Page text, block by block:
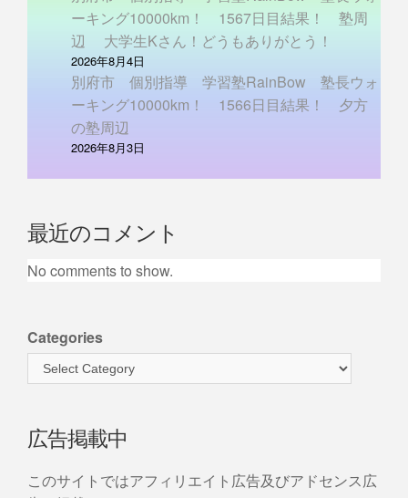
ーキング10000km！ 1567日目結果！ 塾周
辺 大学生Kさん！どうもありがとう！
2026年8月4日
別府市 個別指導 学習塾RainBow 塾長ウォ
ーキング10000km！ 1566日目結果！ 夕方
の塾周辺
2026年8月3日
最近のコメント
No comments to show.
Categories
広告掲載中
このサイトではアフィリエイト広告及びアドセンス広